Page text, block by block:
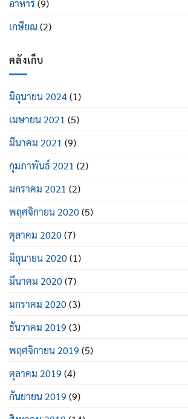
อาหาร (9)
เกษียณ(2)
คลังเก็บ
มิถุนายน 2024(1)
เมษายน 2021 (5)
มีนาคม 2021 (9)
กุมภาพันธ์ 2021 (2)
มกราคม 2021 (2)
พฤศจิกายน 2020(5)
ตุลาคม 2020(7)
มิถุนายน 2020(1)
มีนาคม 2020(7)
มกราคม 2020(3)
ธันวาคม 2019 (3)
พฤศจิกายน 2019 (5)
ตุลาคม 2019 (4)
กันยายน 2019 (9)